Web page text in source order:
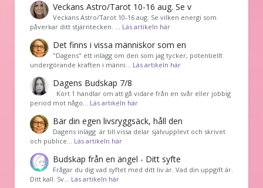
Veckans Astro/Tarot 10-16 aug. Se v
Veckans Astro/Tarot 10-16 aug. Se vilken energi som
påverkar ditt stjärntecken. … Läs artikeln här
Det finns i vissa människor som en
"Dagens" ett inlägg om den som jag tycker, potentiellt
undergörande kraften i männi… Läs artikeln här
Dagens Budskap 7/8
Kort 1 handlar om att gå vidare från en svår eller jobbig
period mot någo… Läs artikeln här
Bär din egen livsryggsäck, håll den
Dagens inlägg är till vissa delar självupplevt och skrivet
och publice… Läs artikeln här
Budskap från en ängel - Ditt syfte
Frågar du dig vad syftet med ditt liv är. Vad din uppgift är.
Ditt kall. Sv… Läs artikeln här